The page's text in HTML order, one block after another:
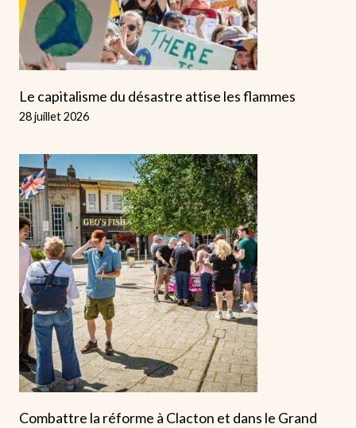
Le capitalisme du désastre attise les flammes
28 juillet 2026
Combattre la réforme à Clacton et dans le Grand